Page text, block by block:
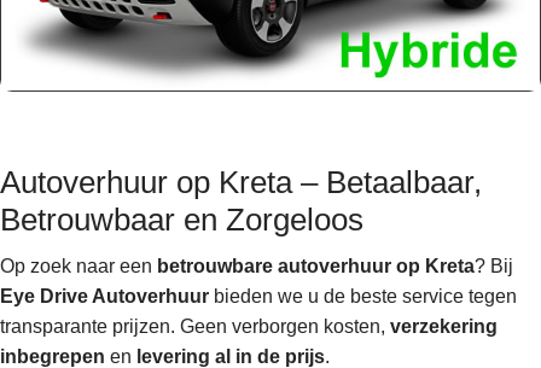
Autoverhuur op Kreta – Betaalbaar,
Betrouwbaar en Zorgeloos
Op zoek naar een betrouwbare autoverhuur op Kreta? Bij
Eye Drive Autoverhuur bieden we u de beste service tegen
transparante prijzen. Geen verborgen kosten, verzekering
inbegrepen en levering al in de prijs.